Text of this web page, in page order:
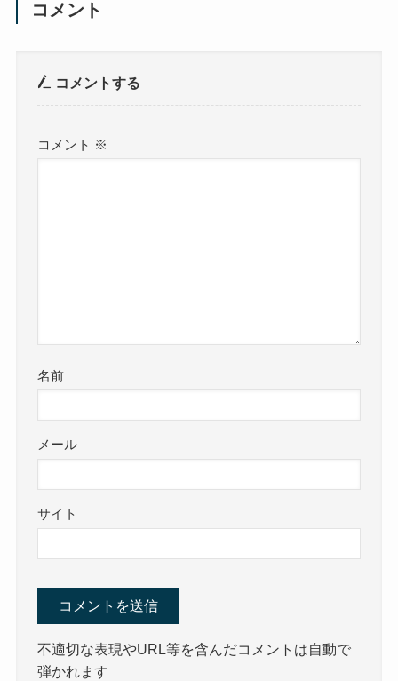
コメント
コメントする
コメント ※
名前
メール
サイト
不適切な表現やURL等を含んだコメントは自動で
弾かれます